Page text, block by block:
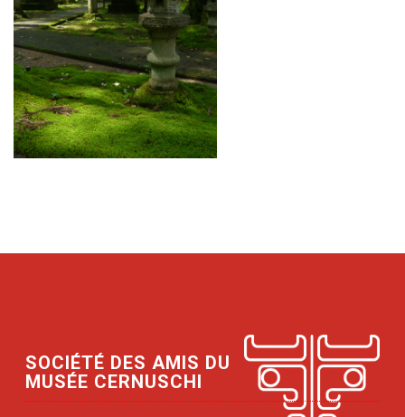
SOCIÉTÉ DES AMIS DU
MUSÉE CERNUSCHI